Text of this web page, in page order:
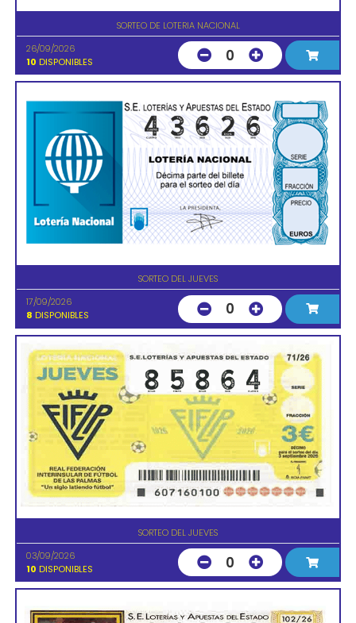
SORTEO DE LOTERIA NACIONAL
26/09/2026
10 DISPONIBLES 0
SORTEO DEL JUEVES
17/09/2026
8 DISPONIBLES 0
SORTEO DEL JUEVES
03/09/2026
10 DISPONIBLES 0